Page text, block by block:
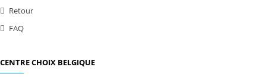
Retour
FAQ
CENTRE CHOIX BELGIQUE